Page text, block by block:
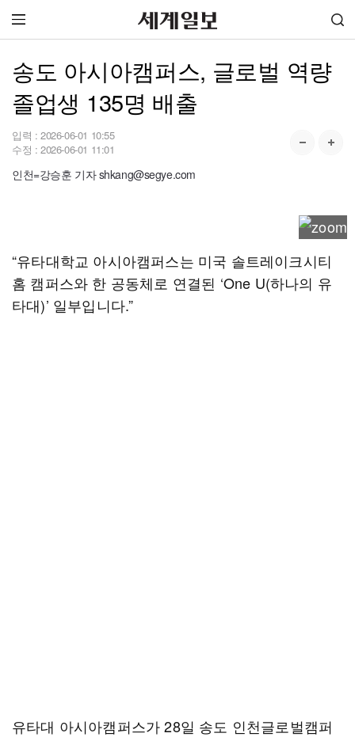
송도 아시아캠퍼스, 글로벌 역량
졸업생 135명 배출
입력 : 2026-06-01 10:55
수정 : 2026-06-01 11:01
인천=강승훈 기자 shkang@segye.com
“유타대학교 아시아캠퍼스는 미국 솔트레이크시티
홈 캠퍼스와 한 공동체로 연결된 ‘One U(하나의 유
타대)’ 일부입니다.”
유타대 아시아캠퍼스가 28일 송도 인천글로벌캠퍼